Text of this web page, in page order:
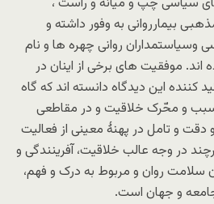
بیمارروانی به وفور داشته و
وسیاستمداران روانی چهره ها و نام
اند. موفقیت های برخی از اینان در
کننده این دیدگاه دانسته اند که گاه
سبب و محّرک خلاقیت و در مقاطعی
و تامل در پهنۀ معینی از فعالیت
در وجه عالب خلاقیت، آفرینندگی و
سلامت روان و مربوط به درک و فهم،
و جهان است.